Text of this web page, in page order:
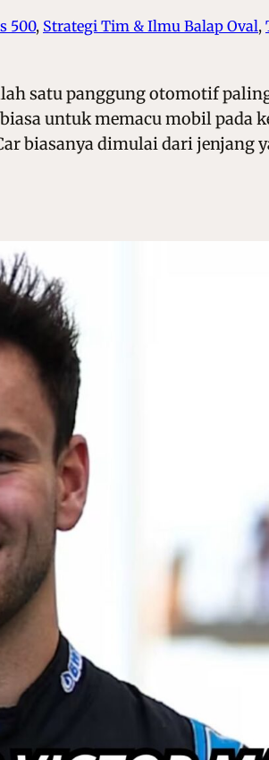
500, Strategi Tim & Ilmu Balap Oval,
satu panggung otomotif
untuk memacu mobil pada
biasanya dimulai dari jenjang